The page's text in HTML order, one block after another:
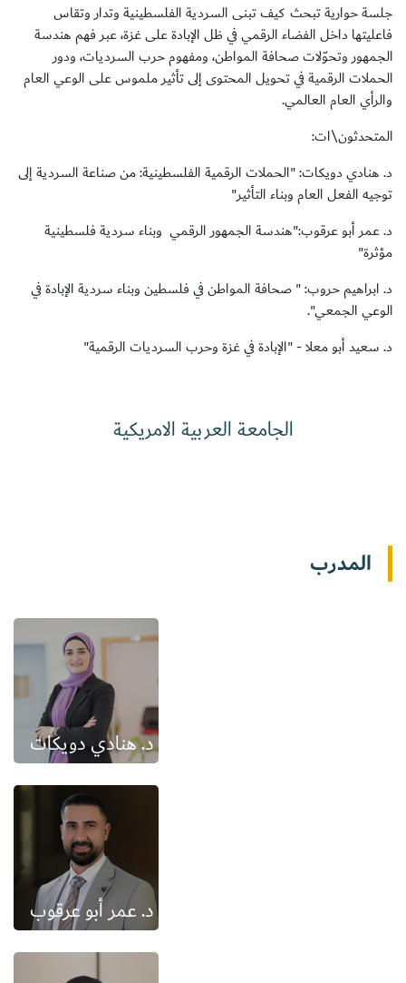
سجل الآن
EN
جلسة حوارية تبحث كيف تبنى السردية الفلسطينية وتدار وتقاس
فاعليتها داخل الفضاء الرقمي في ظل الإبادة على غزة، عبر فهم هندسة
الجمهور وتحوّلات صحافة المواطن، ومفهوم حرب السرديات، ودور
الحملات الرقمية في تحويل المحتوى إلى تأثير ملموس على الوعي العام
والرأي العام العالمي.
المتحدثون\ات:
د. هنادي دويكات: "الحملات الرقمية الفلسطينية: من صناعة السردية إلى
توجيه الفعل العام وبناء التأثير"
د. عمر أبو عرقوب:"هندسة الجمهور الرقمي وبناء سردية فلسطينية
مؤثرة"
د. ابراهيم حروب: " صحافة المواطن في فلسطين وبناء سردية الإبادة في
الوعي الجمعي".
د. سعيد أبو معلا - "الإبادة في غزة وحرب السرديات الرقمية"
الجامعة العربية الامريكية
المدرب
د. هنادي دويكات
د. عمر أبو عرقوب